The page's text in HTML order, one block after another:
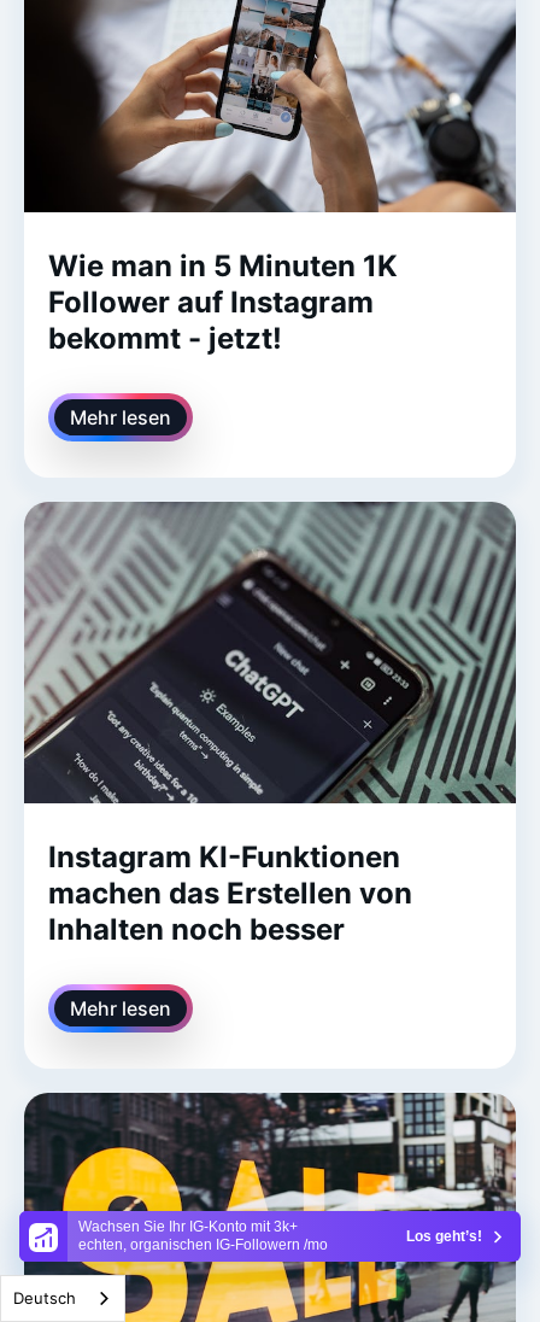
Wachsen Sie Ihr IG-Konto mit 3k+
echten, organischen IG-Followern /mo
Los geht’s!
Wie man in 5 Minuten 1K
Follower auf Instagram
bekommt - jetzt!
Mehr lesen
Instagram KI-Funktionen
machen das Erstellen von
Inhalten noch besser
Mehr lesen
Deutsch